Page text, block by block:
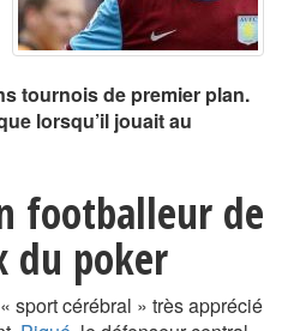
tournois de premier plan.
lorsqu’il jouait au
footballeur de
du poker
sport cérébral » très apprécié